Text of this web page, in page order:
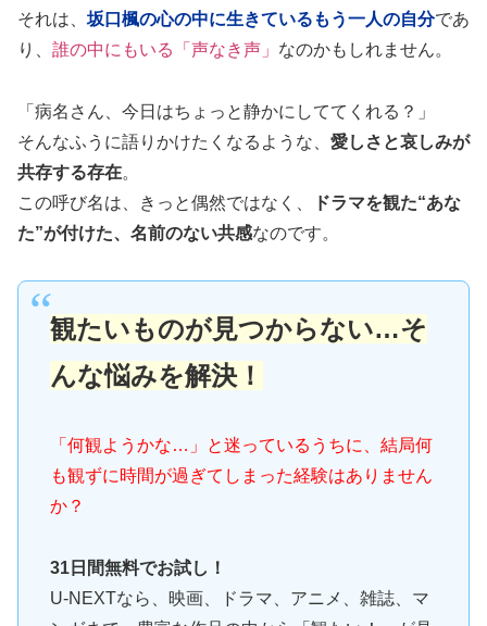
それは、 坂口楓の心の中に生きているもう一人の自分であ
り、 誰の中にもいる「声なき声」 なのかもしれません。
「病名さん、今日はちょっと静かにしててくれる？」
そんなふうに語りかけたくなるような、 愛しさと哀しみが
共存する存在。
この呼び名は、きっと偶然ではなく、
ドラマを観た“あな
た”が付けた、名前のない共感なのです。
観たいものが見つからない…そ
んな悩みを解決！
「何観ようかな…」と迷っているうちに、結局何
も観ずに時間が過ぎてしまった経験はありません
か？
31日間無料でお試し！
U-NEXTなら、映画、ドラマ、アニメ、雑誌、マ